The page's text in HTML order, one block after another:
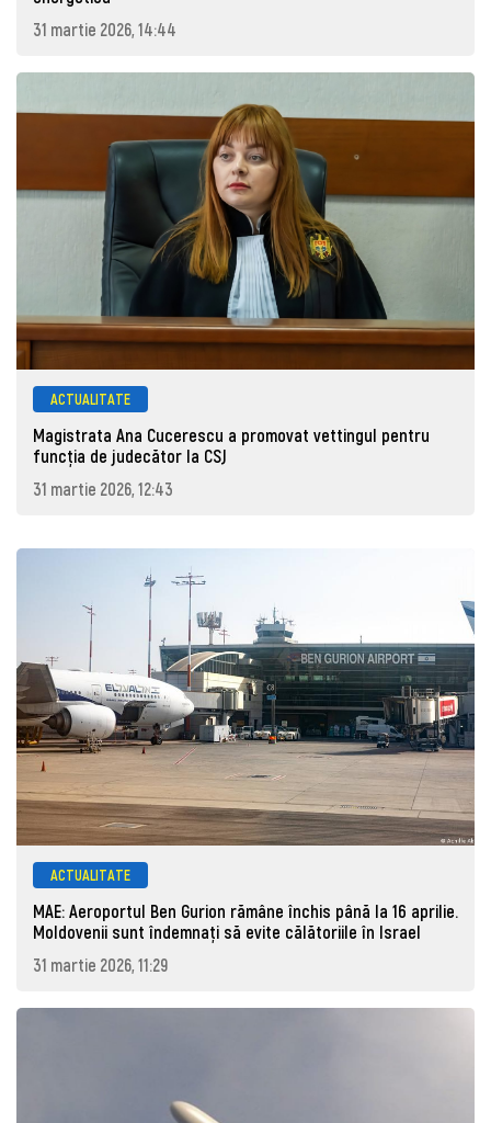
31 martie 2026, 14:44
ACTUALITATE
Magistrata Ana Cucerescu a promovat vettingul pentru
funcția de judecător la CSJ
31 martie 2026, 12:43
ACTUALITATE
MAE: Aeroportul Ben Gurion rămâne închis până la 16 aprilie.
Moldovenii sunt îndemnați să evite călătoriile în Israel
31 martie 2026, 11:29